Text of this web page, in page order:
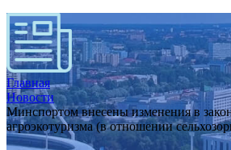
Главная
Новости
Минспортом внесены изменения в
агроэкотуризма (в отношении